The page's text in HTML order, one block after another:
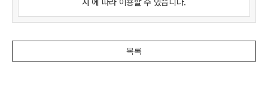
목록